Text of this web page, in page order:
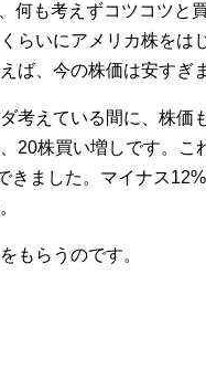
何も考えずコツコツと
らいにアメリカ株をは
ば、今の株価は安すぎ
考えている間に、株価
20株買い増しです。こ
きました。マイナス
もらうのです。